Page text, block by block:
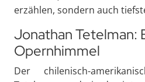
erzählen, sondern auch
Jonathan Tetelman:
Opernhimmel
Der chilenisch-